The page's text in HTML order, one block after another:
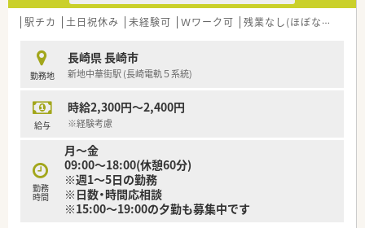
駅チカ 土日祝休み 未経験可 Ｗワーク可 残業なし(ほぼなし含む)
勤務地
長崎県 長崎市
新地中華街駅 (長崎電軌５系統)
給与
時給2,300円～2,400円
※経験考慮
勤務
時間
月～金
09:00～18:00(休憩60分)
※週1～5日の勤務
※日数・時間応相談
※15:00～19:00の夕勤も募集中です